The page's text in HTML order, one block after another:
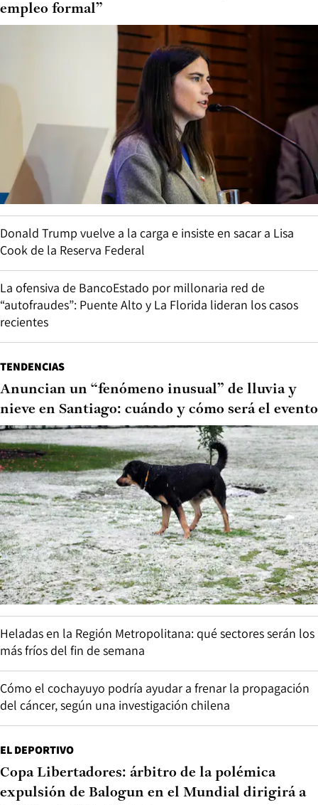
empleo formal”
Donald Trump vuelve a la carga e insiste en sacar a Lisa
Cook de la Reserva Federal
La ofensiva de BancoEstado por millonaria red de
“autofraudes”: Puente Alto y La Florida lideran los casos
recientes
TENDENCIAS
Anuncian un “fenómeno inusual” de lluvia y
nieve en Santiago: cuándo y cómo será el evento
Heladas en la Región Metropolitana: qué sectores serán los
más fríos del fin de semana
Cómo el cochayuyo podría ayudar a frenar la propagación
del cáncer, según una investigación chilena
EL DEPORTIVO
Copa Libertadores: árbitro de la polémica
expulsión de Balogun en el Mundial dirigirá a